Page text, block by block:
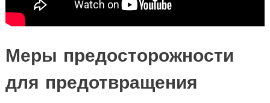
Меры предосторожности
для предотвращения